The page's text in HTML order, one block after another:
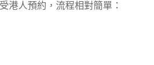
港人預約，流程相對簡單：